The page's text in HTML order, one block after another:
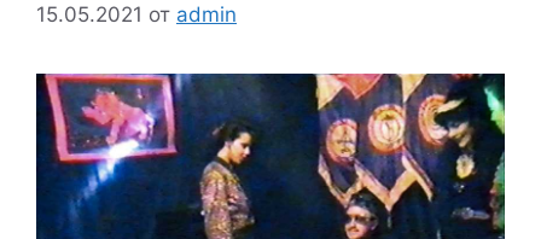
15.05.2021 от admin